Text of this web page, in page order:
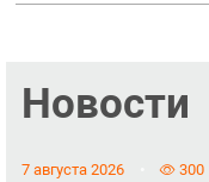
Новости
7 августа 2026 300